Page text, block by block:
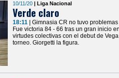
10/11/20 | Liga Nacional
Verde claro
18:11
| Gimnasia CR no tuvo
Fue victoria 84 - 66 tras un gran inicio
virtudes colectivas con el debut de
torneo. Giorgetti la figura.